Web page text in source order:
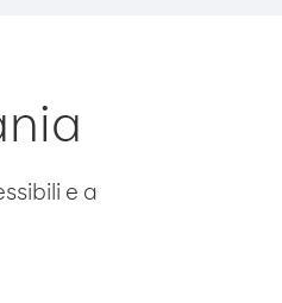
e a